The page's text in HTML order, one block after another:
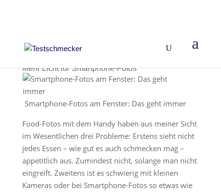
Mehr Licht für Smartphone-Fotos
Smartphone-Fotos am Fenster: Das geht immer
Food-Fotos mit dem Handy haben aus meiner Sicht
im Wesentlichen drei Probleme: Erstens sieht nicht
jedes Essen – wie gut es auch schmecken mag –
appetitlich aus. Zumindest nicht, solange man nicht
eingreift. Zweitens ist es schwierig mit kleinen
Kameras oder bei Smartphone-Fotos so etwas wie